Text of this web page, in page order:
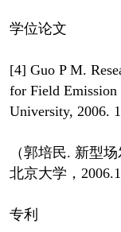
学位论文
[4] Guo P M.
for Field
University, 2006.
（郭培民. 新型
北京大学，
专利